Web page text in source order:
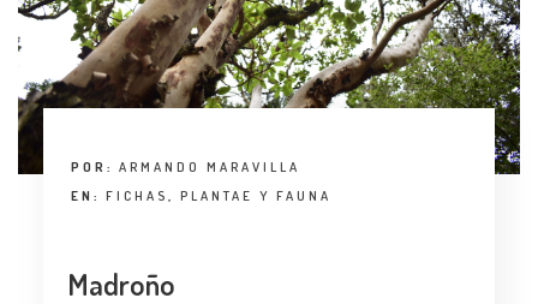
POR: ARMANDO MARAVILLA
EN: FICHAS , PLANTAE Y FAUNA
Madroño